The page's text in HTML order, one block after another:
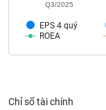
EPS 4 quý
ROEA
Q3/2025
Chỉ số tài chính